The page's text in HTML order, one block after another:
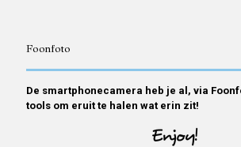
Foonfoto
De smartphonecamera heb je al, via
tools om eruit te halen wat erin zit!